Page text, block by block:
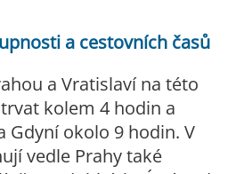
a cestovních časů
a Vratislaví na této
kolem 4 hodin a
Gdyní okolo 9 hodin. V
vedle Prahy také